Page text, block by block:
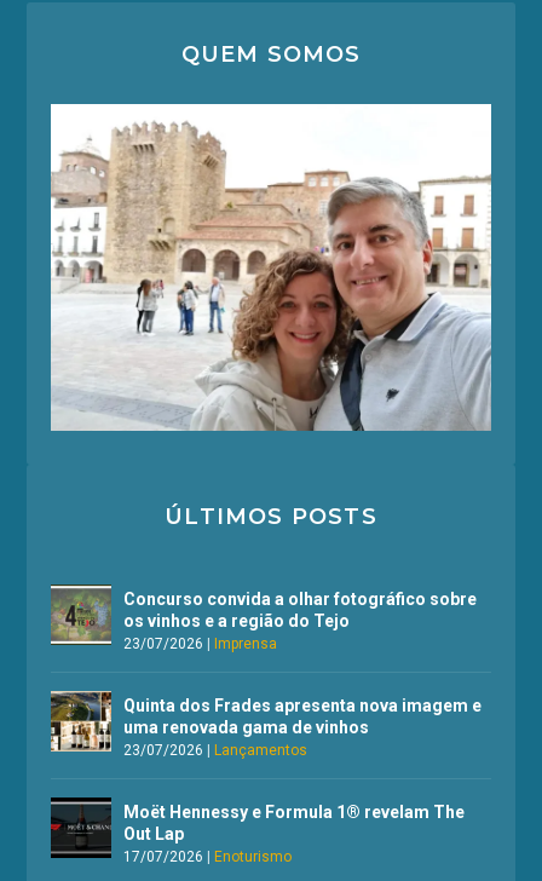
QUEM SOMOS
ÚLTIMOS POSTS
Concurso convida a olhar fotográfico sobre
os vinhos e a região do Tejo
23/07/2026 Imprensa
Quinta dos Frades apresenta nova imagem e
uma renovada gama de vinhos
23/07/2026 Lançamentos
Moët Hennessy e Formula 1® revelam The
Out Lap
17/07/2026 Enoturismo